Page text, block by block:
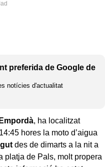
preferida de Google de
notícies d'actualitat
, ha localitzat
hores la moto d’aigua
des de dimarts a la nit a
platja de Pals, molt propera